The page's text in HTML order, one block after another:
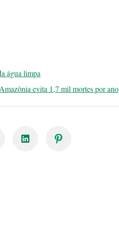
água limpa
evita 1,7 mil mortes por ano